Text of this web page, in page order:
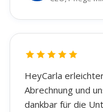
HeyCarla
Abrechnung und
dankbar für die